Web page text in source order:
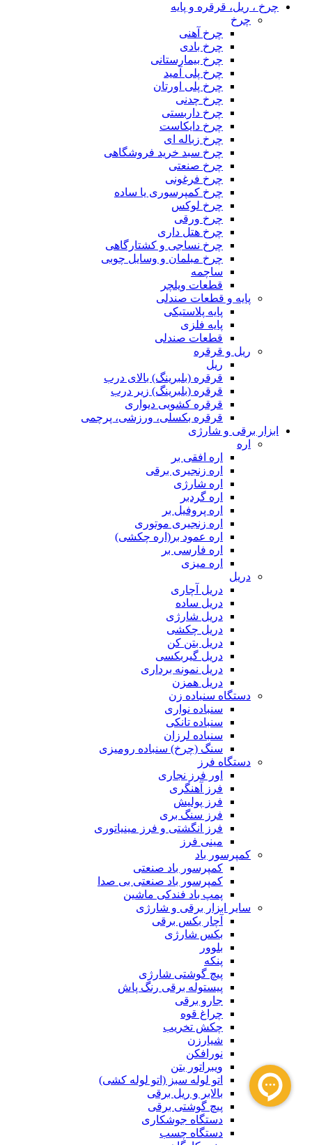
چرخ ، ریل، قرقره و پایه
چرخ
چرخ آهنی
چرخ بادی
چرخ بیمارستانی
چرخ پلی آمید
چرخ پلی اورتان
چرخ چدنی
چرخ داربستی
چرخ دایکاست
چرخ زباله ای
چرخ سبد خرید فروشگاهی
چرخ صنعتی
چرخ فرغونی
چرخ کمپرسوری یا ساده
چرخ لوکس
چرخ ورقی
چرخ هتل داری
چرخ نساجی و کشتارگاهی
چرخ مبلمان و وسایل چوبی
ساچمه
قطعات ویلچر
پایه و قطعات صندلی
پایه پلاستیکی
پایه فلزی
قطعات صندلی
ریل و قرقره
ریل
قرقره (بلبرینگ) بالای درب
قرقره (بلبرینگ) زیر درب
قرقره کشویی دیواری
قرقره بکسلی، ورزشی، پرچمی
ابزار برقی و شارژی
اره
اره افقی بر
اره زنجیری برقی
اره شارژی
اره گردبر
اره پروفیل بر
اره زنجیری موتوری
اره عمود بر(اره چکشی)
اره فارسی بر
اره میزی
دریل
دریل آچاری
دریل ساده
دریل شارژی
دریل چکشی
دریل بتن کن
دریل گیربکسی
دریل نمونه برداری
دریل همزن
دستگاه سنباده زن
سنباده نواری
سنباده تانکی
سنباده لرزان
سنگ (چرخ) سنباده رومیزی
دستگاه فرز
اور فرز نجاری
فرز آهنگری
فرز پولیش
فرز سنگ بری
فرز انگشتی و فرز مینیاتوری
مینی فرز
کمپرسور باد
کمپرسور باد صنعتی
کمپرسور باد صنعتی بی صدا
پمپ باد فندکی ماشین
سایر ابزار برقی و شارژی
آچار بکس برقی
بکس شارژی
بلوور
پنکه
پیچ گوشتی شارژی
پیستوله برقی رنگ پاش
جارو برقی
چراغ قوه
چکش تخریب
شیارزن
نورافکن
ویبراتور بتن
اتو لوله سبز (اتو لوله کشی)
بالابر و ریل برقی
پیچ گوشتی برقی
دستگاه جوشکاری
دستگاه چسب